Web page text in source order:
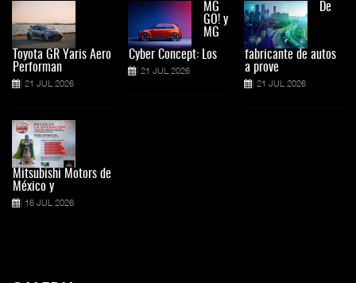
Toyota GR Yaris Aero
Performan
21 JUL 2026
Mitsubishi Motors de
México y
16 JUL 2026
MG
GO! y
MG
Cyber Concept: Los
21 JUL 2026
De
fabricante de autos
a prove
21 JUL 2026